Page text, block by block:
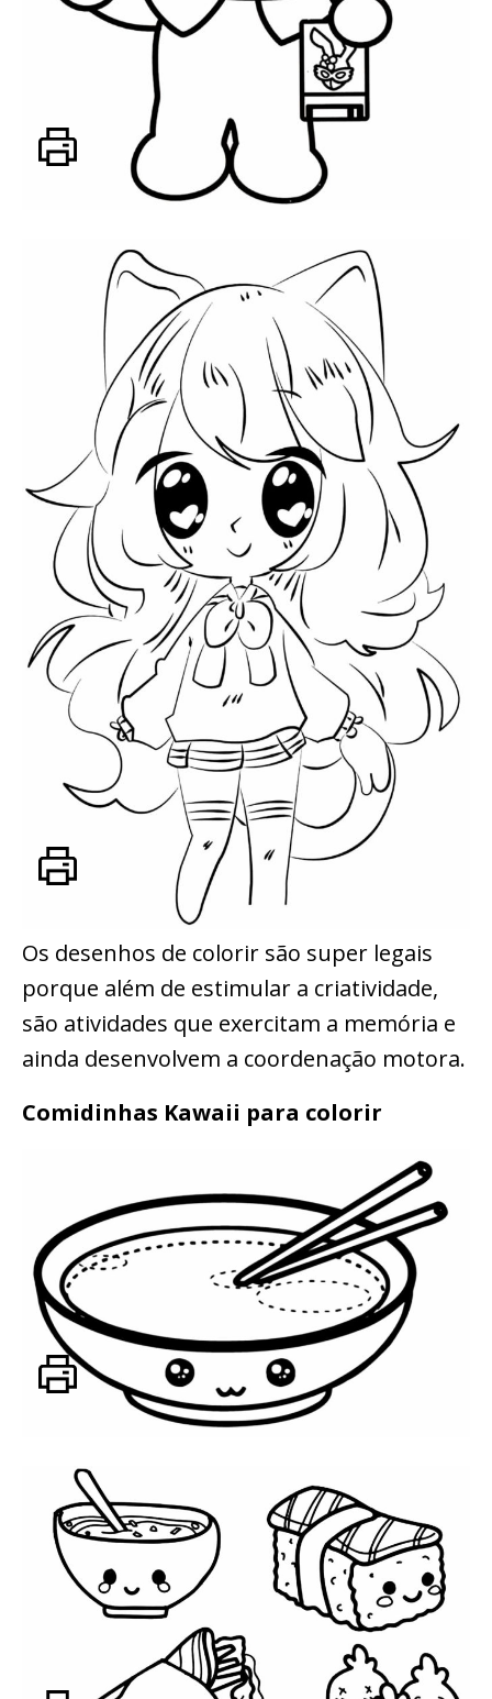
Os desenhos de colorir são super legais
porque além de estimular a criatividade,
são atividades que exercitam a memória e
ainda desenvolvem a coordenação motora.
Comidinhas Kawaii para colorir